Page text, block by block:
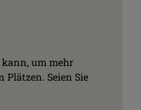
um mehr
Seien Sie